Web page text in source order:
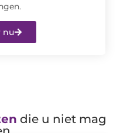
nu
die u niet mag